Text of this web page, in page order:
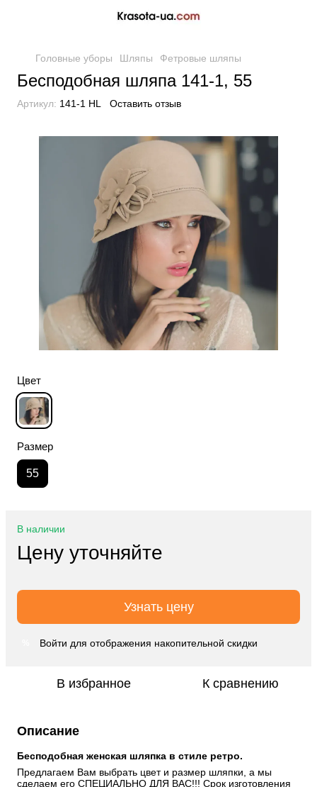
Головные уборы Шляпы Фетровые шляпы
Бесподобная шляпа 141-1, 55
Артикул: 141-1 HL Оставить отзыв
Цвет
Размер
55
В наличии
Цену уточняйте
Узнать цену
Войти для отображения накопительной скидки
В избранное К сравнению
Описание
Бесподобная женская шляпка в стиле ретро.
Предлагаем Вам выбрать цвет и размер шляпки, а мы
сделаем его СПЕЦИАЛЬНО ДЛЯ ВАС!!! Срок изготовления